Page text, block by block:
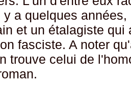
a quelques
et un étalagiste
fasciste. A noter
trouve celui de